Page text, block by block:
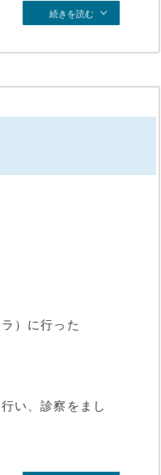
続きを読む
）に行った
い、診察をまし